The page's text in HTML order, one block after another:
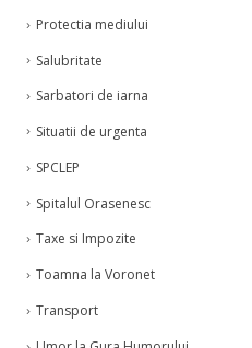
Protectia mediului
Salubritate
Sarbatori de iarna
Situatii de urgenta
SPCLEP
Spitalul Orasenesc
Taxe si Impozite
Toamna la Voronet
Transport